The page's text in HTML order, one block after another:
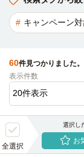
キャンペーン対
60件見つかりました。
表示件数
全選択
選択し
お